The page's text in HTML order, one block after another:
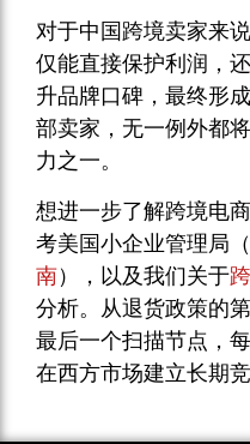
对于中国跨境卖家来
仅能直接保护利润，
升品牌口碑，最终形
部卖家，无一例外都
力之一。
想进一步了解跨境电
考美国小企业管理局（
南），以及我们关于
分析。从退货政策的
最后一个扫描节点，
在西方市场建立长期